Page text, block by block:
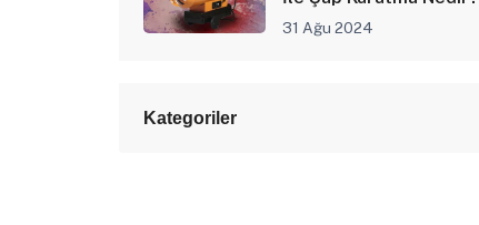
Nerelerde Kullanılır?
31 Ağu 2024
Kategoriler